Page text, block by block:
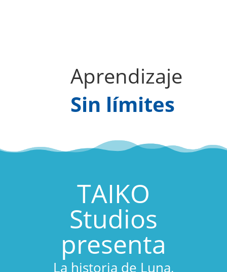
Aprendizaje
Sin límites
TAIKO
Studios
presenta
La historia de Luna,